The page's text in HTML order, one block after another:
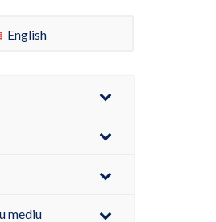
English
mediu